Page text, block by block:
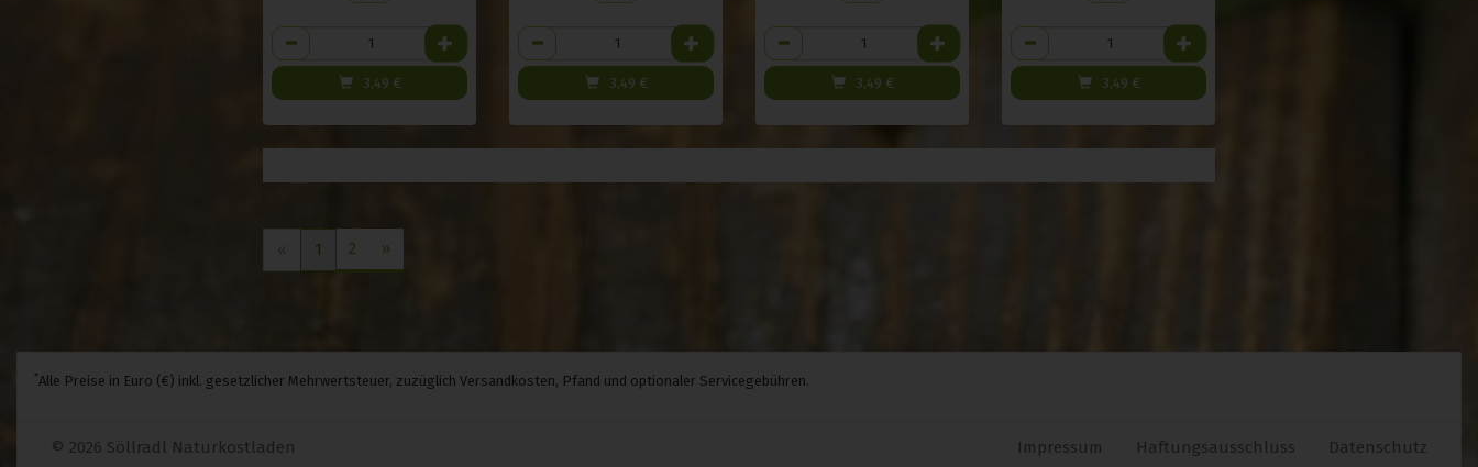
Anzahl
3,49 €
Anzahl
3,49 €
Anzahl
3,49 €
Anzahl
3,49 €
1 2 »
*Alle Preise in Euro (€) inkl. gesetzlicher Mehrwertsteuer, zuzüglich Versandkosten, Pfand und optionaler Servicegebühren.
© 2026 Söllradl Naturkostladen Impressum Haftungsausschluss Datenschutz